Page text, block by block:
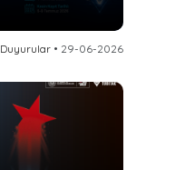
Duyurular• 29-06-2026